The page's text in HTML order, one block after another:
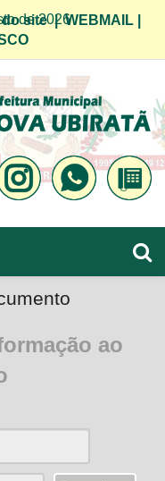
de 2026
do site|WEBMAIL
ao